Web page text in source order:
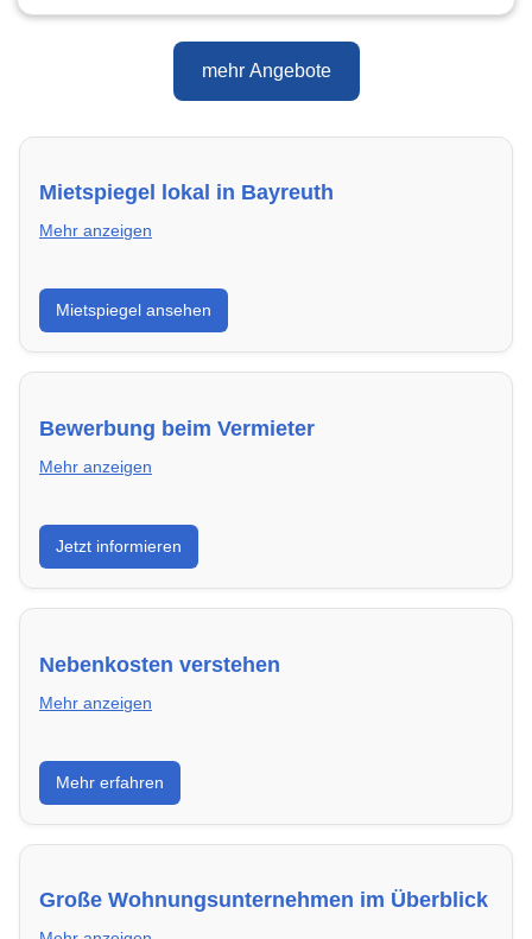
mehr Angebote
Mietspiegel lokal in Bayreuth
Mehr anzeigen
Erhalte einen Überblick über die aktuellen Mietpreise
regional in Bayreuth. So weißt du genau, welche
Miete fair ist und wo sich ein Vergleich lohnt.
Mietspiegel ansehen
Bewerbung beim Vermieter
Mehr anzeigen
Wie du in Bayreuth mit einer überzeugenden
Bewerbung die besten Chancen auf deine
Traumwohnung hast – inklusive Mustervorlagen.
Jetzt informieren
Nebenkosten verstehen
Mehr anzeigen
Erfahre, welche Nebenkosten rechtmäßig sind und
wie du deine monatliche Belastung optimieren
kannst.
Mehr erfahren
Große Wohnungsunternehmen im Überblick